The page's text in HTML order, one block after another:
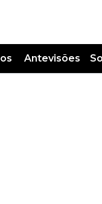
Antevisões